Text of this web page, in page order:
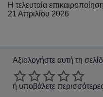
Η τελευταία
21 Απριλίου 2026
Αξιολογήστε αυτή τη
ή υποβάλετε